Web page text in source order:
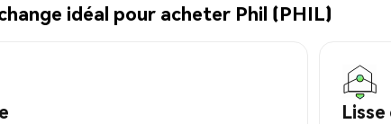
idéal pour acheter Phil (PHIL)